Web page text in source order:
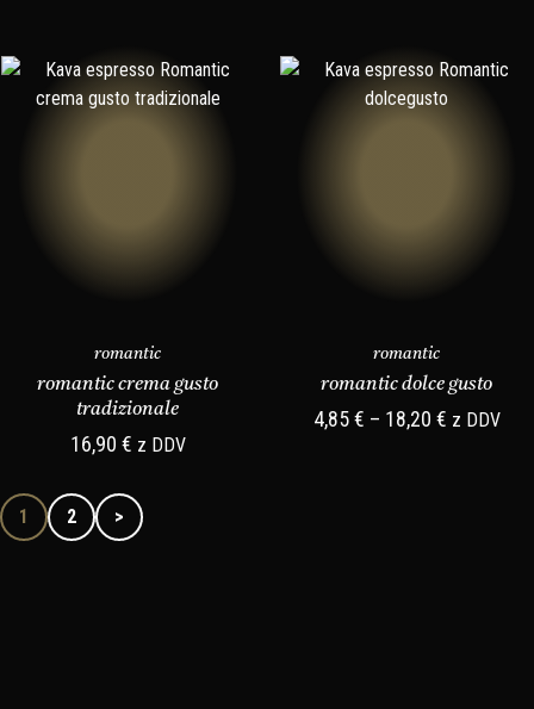
romantic
romantic crema gusto
tradizionale
16,90 € z DDV
romantic
romantic dolce gusto
4,85€ – 18,20 € z DDV
1 2 >